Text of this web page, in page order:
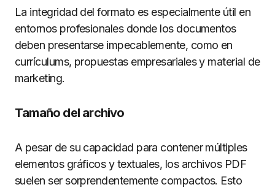
La integridad del formato es especialmente útil en
entornos profesionales donde los documentos
deben presentarse impecablemente, como en
currículums, propuestas empresariales y material de
marketing.
Tamaño del archivo
A pesar de su capacidad para contener múltiples
elementos gráficos y textuales, los archivos PDF
suelen ser sorprendentemente compactos. Esto